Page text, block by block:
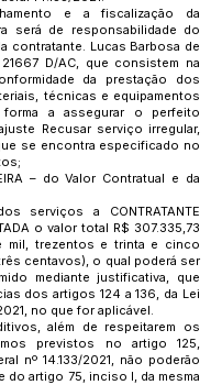
e a fiscalização da
será de responsabilidade do
contratante. Lucas Barbosa de
21667 D/AC, que consistem na
da prestação dos
técnicas e equipamentos
forma a assegurar o perfeito
Recusar serviço irregular,
se encontra especificado no
– do Valor Contratual e da
serviços a CONTRATANTE
o valor total R$ 307.335,73
mil, trezentos e trinta e cinco
centavos), o qual poderá ser
mediante justificativa, que
dos artigos 124 a 136, da Lei
no que for aplicável.
além de respeitarem os
previstos no artigo 125,
nº 14.133/2021, não poderão
do artigo 75, inciso I, da mesma